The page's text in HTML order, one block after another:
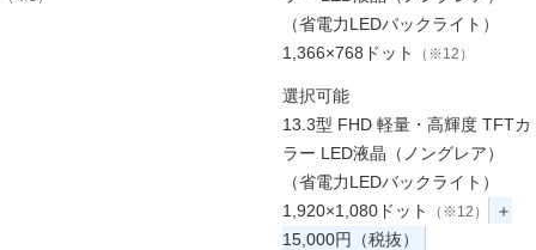
（省電力LEDバックライト）
1,366×768ドット
（※12）
選択可能
13.3型 FHD 軽量・高輝度 TFTカ
ラー LED液晶（ノングレア）
（省電力LEDバックライト）
1,920×1,080ドット
（※12）
＋
15,000円（税抜）